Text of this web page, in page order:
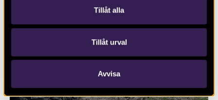
Tillåt alla
Tillåt urval
Avvisa